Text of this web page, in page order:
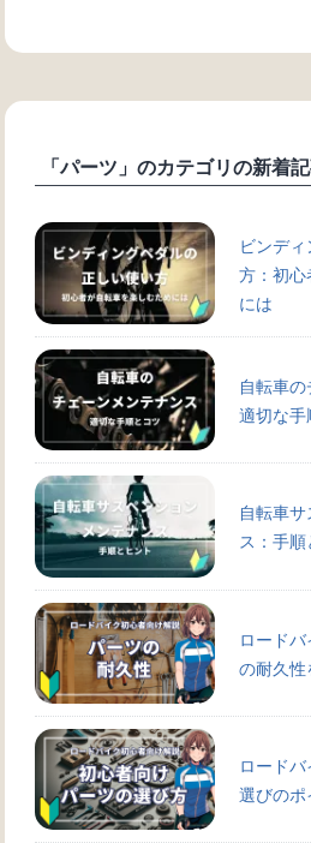
「パーツ」のカテゴリの新着
ビンデ
方：初
には
自転車
適切な
自転車
ス：手順
ロード
の耐久性
ロード
選びの